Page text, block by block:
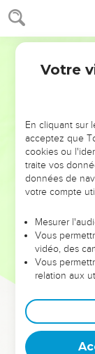
NE
ET SI LEURS
leur foi ou leur
et les saisons
Dans cette
clés pour
deviennent
équipe, un
Votre
En cliquant sur
acceptez que
cookies ou
traite vos
données de
votre compte
Mesurer
Vous
vidéo, des
Vous
relation aux